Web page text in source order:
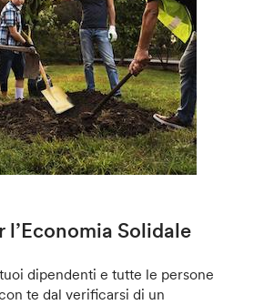
Solidale
dipendenti e tutte le persone
te dal verificarsi di un